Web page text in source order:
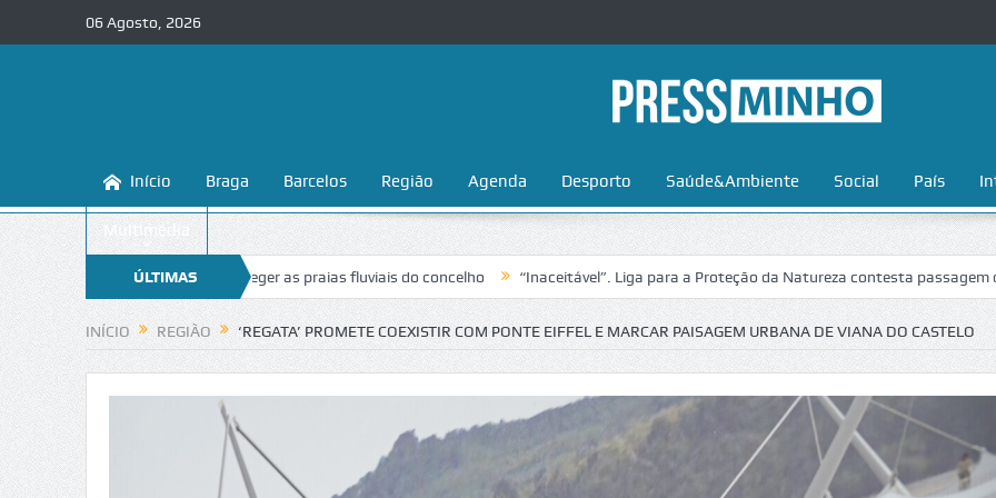
06 Agosto, 2026
Início Braga Barcelos Região Agenda Desporto Saúde&Ambiente Social País
Multimédia
ÚLTIMAS
NOTÍCIAS
a conhecer e proteger as praias fluviais do concelho “Inaceitável”. Liga para a Proteção da Natureza contesta passagem da Volta a
INÍCIO REGIÃO ‘REGATA’ PROMETE COEXISTIR COM PONTE EIFFEL E MARCAR PAISAGEM URBANA DE VIANA DO CASTELO